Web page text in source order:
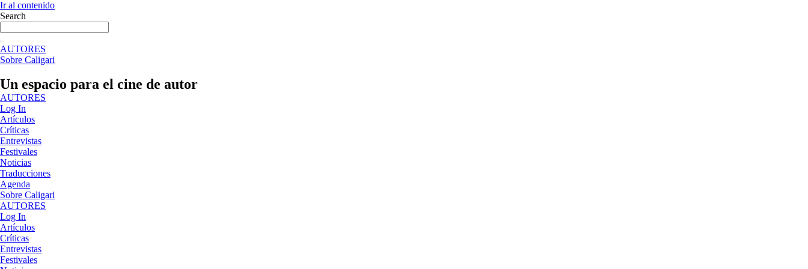
Ir al contenido
Search
AUTORES
Sobre Caligari
Un espacio para el cine de autor
AUTORES
Log In
Artículos
Críticas
Entrevistas
Festivales
Noticias
Traducciones
Agenda
Sobre Caligari
AUTORES
Log In
Artículos
Críticas
Entrevistas
Festivales